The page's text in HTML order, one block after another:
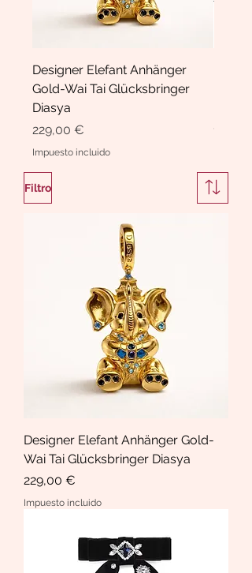
Designer Elefant Anhänger
Gold-Wai Tai Glücksbringer
Diasya
Precio
229,00 €
Impuesto incluido
Precio
189,00
Filtro
Designer Elefant Anhänger Gold-
Wai Tai Glücksbringer Diasya
Precio
229,00 €
Impuesto incluido